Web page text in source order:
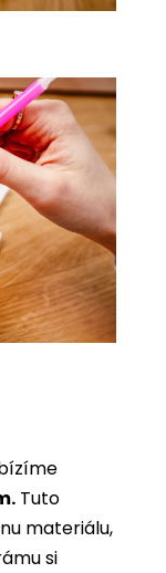
Tuto
materiálu,
si